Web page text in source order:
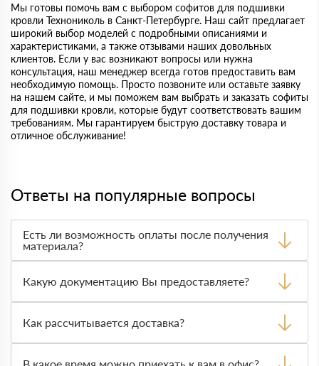
Мы готовы помочь вам с выбором софитов для подшивки
кровли Технониколь в Санкт-Петербурге. Наш сайт предлагает
широкий выбор моделей с подробными описаниями и
характеристиками, а также отзывами наших довольных
клиентов. Если у вас возникают вопросы или нужна
консультация, наш менеджер всегда готов предоставить вам
необходимую помощь. Просто позвоните или оставьте заявку
на нашем сайте, и мы поможем вам выбрать и заказать софиты
для подшивки кровли, которые будут соответствовать вашим
требованиям. Мы гарантируем быструю доставку товара и
отличное обслуживание!
Ответы на популярные вопросы
Есть ли возможность оплаты после получения
материала?
оплата по факту получения товара. При этом, если
доставленный товар был ненадлежащего качества, то
Вы вправе от него отказаться.
Какую документацию Вы предоставляете?
сертификаты и паспорта качества, а также товарно-
транспортную накладную.
Как рассчитывается доставка?
персональный менеджер для уточнения деталей заказа.
В какое время можно приехать к вам в офис?